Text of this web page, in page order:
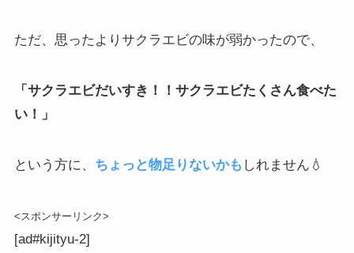
ただ、思ったよりサクラエビの味が弱かったので、
「サクラエビだいすき！！サクラエビたくさん食べた
い！」
という方に、 ちょっと物足りないかも しれません💧
<スポンサーリンク>
[ad#kijityu-2]